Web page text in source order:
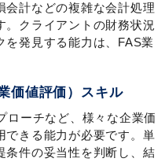
会計などの複雑な会計処理
。クライアントの財務状況
を発見する能力は、FAS業
価値評価）スキル
ローチなど、様々な企業価
できる能力が必要です。単
条件の妥当性を判断し、結